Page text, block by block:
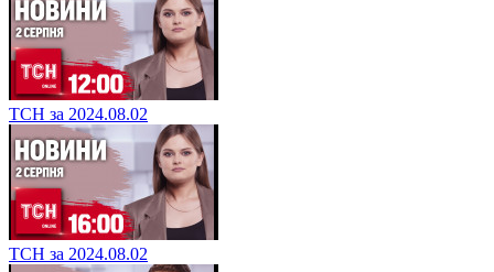
ТСН за 2024.08.02
ТСН за 2024.08.02